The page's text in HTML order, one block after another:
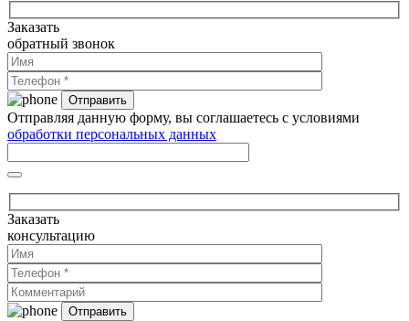
Заказать
обратный звонок
Отправляя данную форму, вы соглашаетесь с условиями
обработки персональных данных
Заказать
консультацию